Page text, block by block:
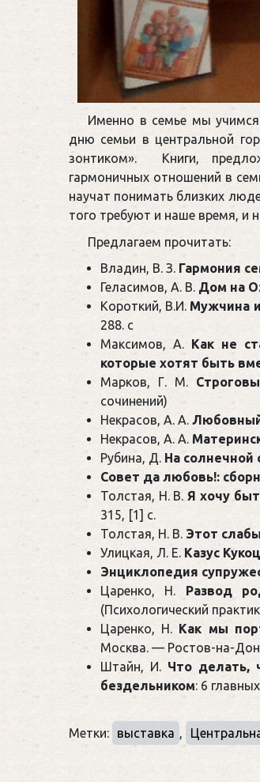
Именно в семье мы
дню семьи в центральной
зонтиком». Книги,
гармоничных отношений в
научат понимать близких
того требуют и наше время, и
Предлагаем прочитать:
Владин, В. З. Гармония
Геласимов, А. В. Дом на
Короткий, В.И. Мужчина
288. с
Максимов, А. Как не
которые хотят быть
Марков, Г. М. Строговы
сочинений)
Некрасов, А. А.
Некрасов, А. А.
Рубина, Д. На солнечной
Совет да любовь!:
Толстая, Н. В. Я хочу
315, [1] c.
Толстая, Н. В. Этот
Улицкая, Л. Е. Казус
Энциклопедия
Царенко, Н. Развод
(Психологический
Царенко, Н. Как мы
Москва. — Ростов-на-
Штайн, И. Что делать,
бездельником: 6
Метки: выставка ,